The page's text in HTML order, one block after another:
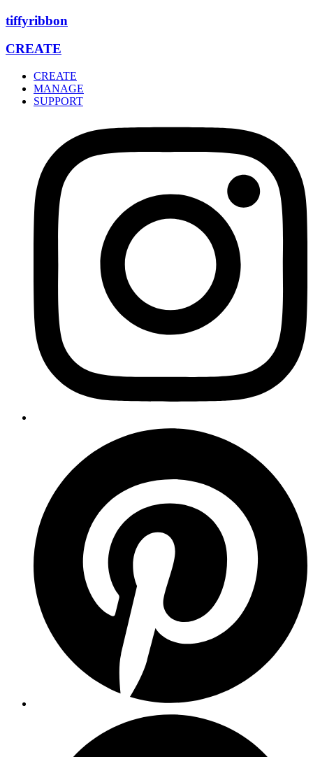
Zum
Inhalt
wechseln
tiffyribbon
CREATE
CREATE
MANAGE
SUPPORT